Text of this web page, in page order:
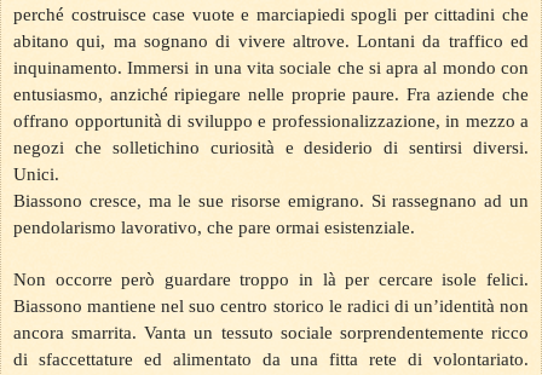
perché costruisce case vuote e marciapiedi spogli per cittadini che
abitano qui, ma sognano di vivere altrove. Lontani da traffico ed
inquinamento. Immersi in una vita sociale che si apra al mondo con
entusiasmo, anziché ripiegare nelle proprie paure. Fra aziende che
offrano opportunità di sviluppo e professionalizzazione, in mezzo a
negozi che solletichino curiosità e desiderio di sentirsi diversi.
Unici.
Biassono cresce, ma le sue risorse emigrano. Si rassegnano ad un
pendolarismo lavorativo, che pare ormai esistenziale.
Non occorre però guardare troppo in là per cercare isole felici.
Biassono mantiene nel suo centro storico le radici di un’identità non
ancora smarrita. Vanta un tessuto sociale sorprendentemente ricco
di sfaccettature ed alimentato da una fitta rete di volontariato.